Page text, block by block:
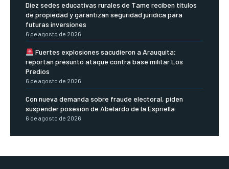
Diez sedes educativas rurales de Tame reciben títulos
de propiedad y garantizan seguridad jurídica para
futuras inversiones
6 de agosto de 2026
Fuertes explosiones sacudieron a Arauquita;
reportan presunto ataque contra base militar Los
Predios
6 de agosto de 2026
Con nueva demanda sobre fraude electoral, piden
suspender posesión de Abelardo de la Espriella
6 de agosto de 2026